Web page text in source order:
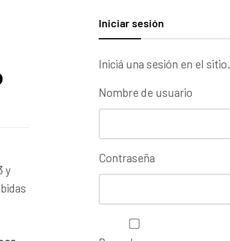
y
Iniciar sesión
Iniciá una sesión en el sitio.
Nombre de usuario
Contraseña